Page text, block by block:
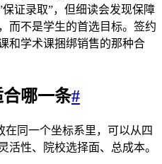
证录取”，但细读会发现保障
而不是学生的首选目标。签约
和学术课捆绑销售的那种合
哪一条#
在同一个坐标系里，可以从四
活性、院校选择面、总成本。